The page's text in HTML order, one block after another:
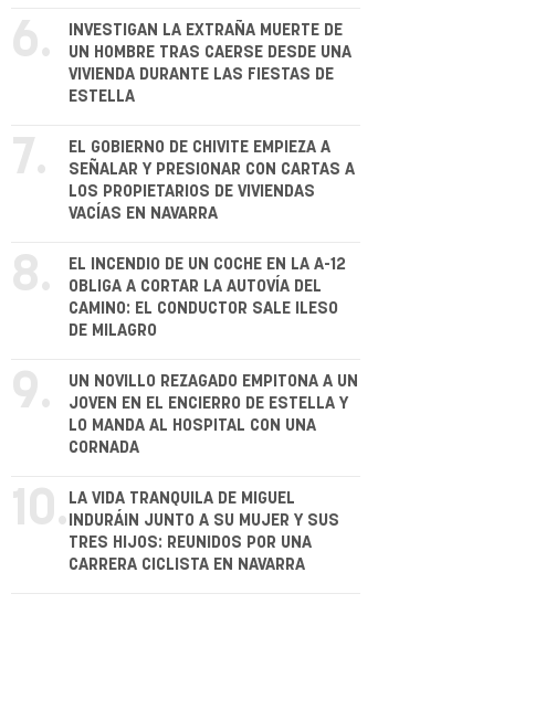
6.
INVESTIGAN LA EXTRAÑA MUERTE DE
UN HOMBRE TRAS CAERSE DESDE UNA
VIVIENDA DURANTE LAS FIESTAS DE
ESTELLA
7.
EL GOBIERNO DE CHIVITE EMPIEZA A
SEÑALAR Y PRESIONAR CON CARTAS A
LOS PROPIETARIOS DE VIVIENDAS
VACÍAS EN NAVARRA
8.
EL INCENDIO DE UN COCHE EN LA A-12
OBLIGA A CORTAR LA AUTOVÍA DEL
CAMINO: EL CONDUCTOR SALE ILESO
DE MILAGRO
9.
UN NOVILLO REZAGADO EMPITONA A UN
JOVEN EN EL ENCIERRO DE ESTELLA Y
LO MANDA AL HOSPITAL CON UNA
CORNADA
10. LA VIDA TRANQUILA DE MIGUEL
INDURÁIN JUNTO A SU MUJER Y SUS
TRES HIJOS: REUNIDOS POR UNA
CARRERA CICLISTA EN NAVARRA